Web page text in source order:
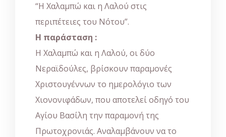
“Η Χαλαμπώ και η Λαλού στις
περιπέτειες του Νότου”.
Η παράσταση :
Η Χαλαμπώ και η Λαλού, οι δύο
Νεραϊδούλες, βρίσκουν παραμονές
Χριστουγέννων το ημερολόγιο των
Χιονονιφάδων, που αποτελεί οδηγό του
Αγίου Βασίλη την παραμονή της
Πρωτοχρονιάς. Αναλαμβάνουν να το